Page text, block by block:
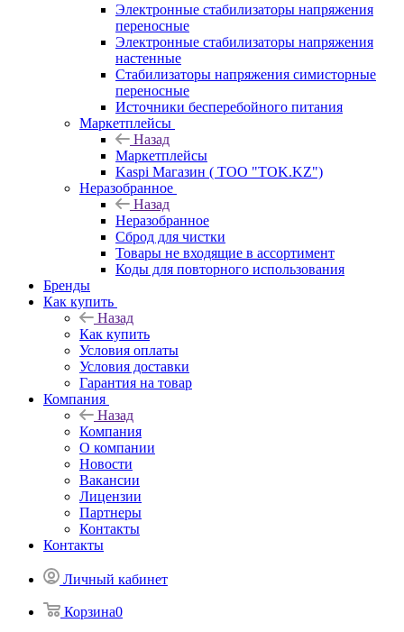
Электронные стабилизаторы напряжения
переносные
Электронные стабилизаторы напряжения
настенные
Стабилизаторы напряжения симисторные
переносные
Источники бесперебойного питания
Маркетплейсы
Назад
Маркетплейсы
Kaspi Магазин ( ТОО "TOK.KZ")
Неразобранное
Назад
Неразобранное
Сброд для чистки
Товары не входящие в ассортимент
Коды для повторного использования
Бренды
Как купить
Назад
Как купить
Условия оплаты
Условия доставки
Гарантия на товар
Компания
Назад
Компания
О компании
Новости
Вакансии
Лицензии
Партнеры
Контакты
Контакты
Личный кабинет
Корзина0